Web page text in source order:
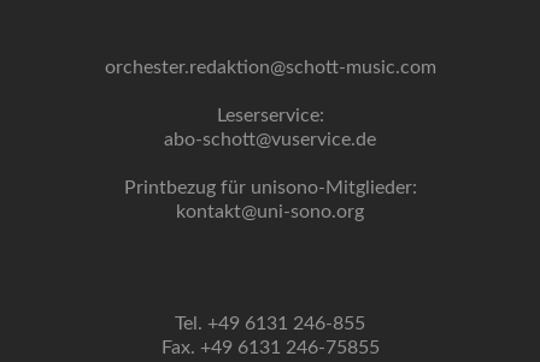
orchester.redaktion@schott-music.com
Leserservice:
abo-schott@vuservice.de
Printbezug für unisono-Mitglieder:
kontakt@uni-sono.org
Tel. +49 6131 246-855
Fax. +49 6131 246-75855